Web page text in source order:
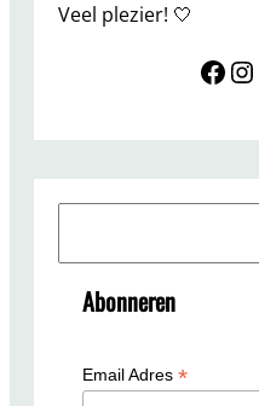
Veel plezier! 🤍
Mindreset Instagram
Abonneren
Email Adres *